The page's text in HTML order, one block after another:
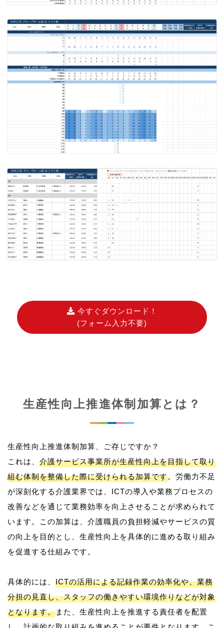
今すぐダウンロード！
(フォーム入力不要)
生産性向上推進体制加算とは？
生産性向上推進体制加算、ご存じですか？
これは、 介護サービス事業所が生産性向上を目指して取り
組む体制を整備した際に受けられる加算です。労働力不足
が深刻化する介護業界では、ICTの導入や業務プロセスの
改善などを通じて業務効率を向上させることが求められて
います。この加算は、介護職員の負担軽減やサービスの質
の向上を目的とし、生産性向上を具体的に進める取り組み
を促進する仕組みです。
具体的には、 ICTの活用による記録作業の効率化や、業務
分担の見直し、スタッフの働きやすい環境作りなどが対象
となります。また、生産性向上を推進する責任者を配置